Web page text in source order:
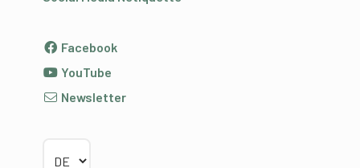
Facebook
YouTube
Newsletter